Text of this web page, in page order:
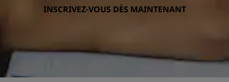
INSCRIVEZ-VOUS DÈS MAINTENANT